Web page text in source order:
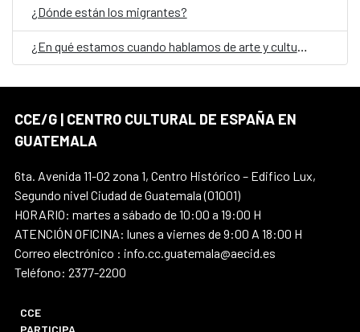
¿Dónde están los migrantes?
CCE/G | CENTRO CULTURAL DE ESPAÑA EN
GUATEMALA
6ta. Avenida 11-02 zona 1, Centro Histórico – Edifico Lux,
Segundo nivel Ciudad de Guatemala (01001)
HORARIO: martes a sábado de 10:00 a 19:00 H
ATENCIÓN OFICINA: lunes a viernes de 9:00 A 18:00 H
Correo electrónico : info.cc.guatemala@aecid.es
Teléfono: 2377-2200
CCE